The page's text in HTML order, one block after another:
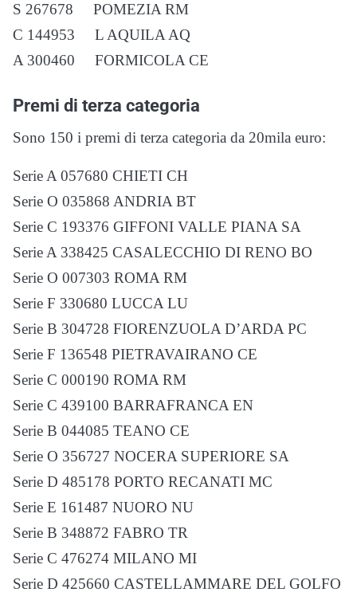
S 267678 POMEZIA RM
C 144953 L AQUILA AQ
A 300460 FORMICOLA CE
Premi di terza categoria
Sono 150 i premi di terza categoria da 20mila euro:
Serie A 057680 CHIETI CH
Serie O 035868 ANDRIA BT
Serie C 193376 GIFFONI VALLE PIANA SA
Serie A 338425 CASALECCHIO DI RENO BO
Serie O 007303 ROMA RM
Serie F 330680 LUCCA LU
Serie B 304728 FIORENZUOLA D’ARDA PC
Serie F 136548 PIETRAVAIRANO CE
Serie C 000190 ROMA RM
Serie C 439100 BARRAFRANCA EN
Serie B 044085 TEANO CE
Serie O 356727 NOCERA SUPERIORE SA
Serie D 485178 PORTO RECANATI MC
Serie E 161487 NUORO NU
Serie B 348872 FABRO TR
Serie C 476274 MILANO MI
Serie D 425660 CASTELLAMMARE DEL GOLFO